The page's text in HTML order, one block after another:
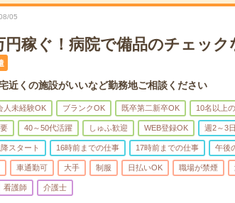
05
円稼ぐ！病院で備品のチェック
くの施設がいいなど勤務地ご相談ください
人未経験OK ブランクOK 既卒第二新卒OK 10名以上
40～50代活躍 しゅふ歓迎 WEB登録OK 週2～3
スタート 16時前までの仕事 17時前までの仕事 午後
車通勤可 大手 制服 日払いOK 職場が禁煙
看護師 介護士